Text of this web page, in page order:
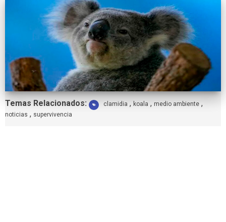
Temas Relacionados: Etiquetas:
clamidia , koala , medio ambiente ,
noticias , supervivencia